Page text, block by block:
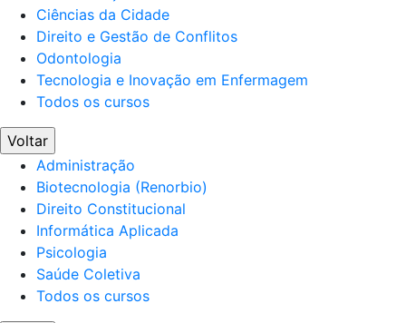
Ciências da Cidade
Direito e Gestão de Conflitos
Odontologia
Tecnologia e Inovação em Enfermagem
Todos os cursos
Voltar
Administração
Biotecnologia (Renorbio)
Direito Constitucional
Informática Aplicada
Psicologia
Saúde Coletiva
Todos os cursos